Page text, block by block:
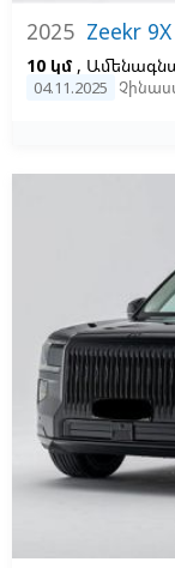
2025 Zeekr
10 կմ ,
04.11.2025